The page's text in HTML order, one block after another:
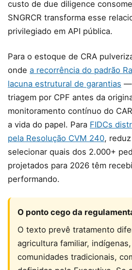
custo de due diligence
SNGRCR transforma esse
privilegiado em API pública.
Para o estoque de CRA
onde a recorrência do padrão
lacuna estrutural de garantias
triagem por CPF antes da
monitoramento contínuo do
a vida do papel. Para FIDCs
pela Resolução CVM 240,
selecionar quais dos 2.000+
projetados para 2026 têm
performando.
O ponto cego da
O texto prevê tratamento
agricultura familiar,
comunidades tradicionais,